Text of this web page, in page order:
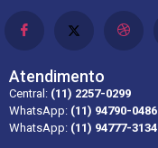
Atendimento
Central: (11) 2257-0299
WhatsApp: (11) 94790-0486
WhatsApp: (11) 94777-3134